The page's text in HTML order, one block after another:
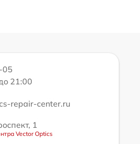
05
21:00
repair-center.ru
1
Vector Optics